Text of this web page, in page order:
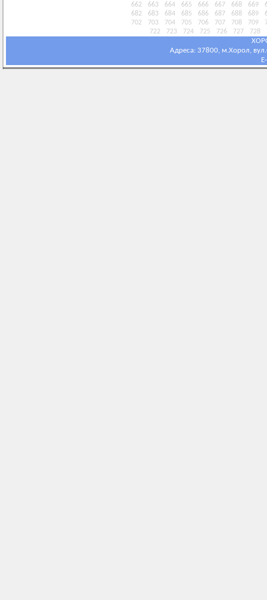
662
663 664 665 666 667 668 669
682
683 684 685 686 687 688 689
702
703 704 705 706 707 708 709
722
723 724 725 726 727 728
Адреса: 37800, м.Хорол,